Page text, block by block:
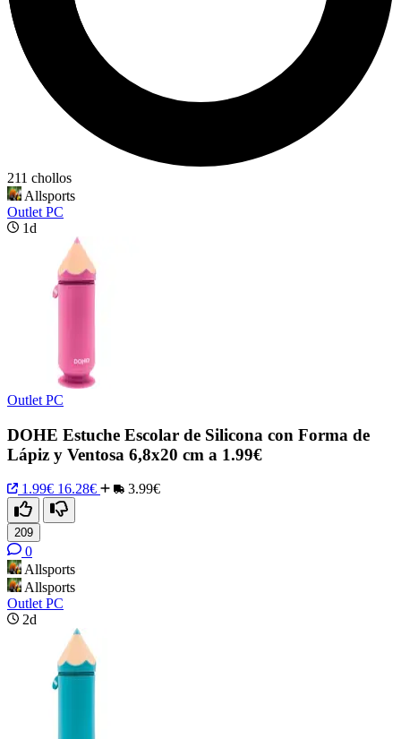
211 chollos
Allsports
Outlet PC
1d
Outlet PC
DOHE Estuche Escolar de Silicona con Forma de
Lápiz y Ventosa 6,8x20 cm a 1.99€
1.99€ 16.28€ 3.99€
209
0
Allsports
Allsports
Outlet PC
2d